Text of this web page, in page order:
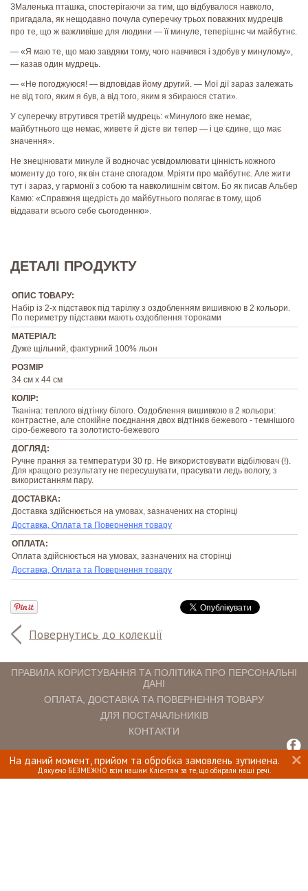
На даний момент, прийом та обробка замовлень зупинена.
Дякуємо БЕЗМЕЖНО всім нашим Клієнтам за те, що обирали наші речі.
Повернутись до колекції
ЗМаленька пташка, спостерігаючи за тим, що відбувалося навколо,
пригадала, як нещодавно почула суперечку трьох поважних мудреців
про те, що ж важливіше для людини — її минуле, теперішнє чи майбутнє.
— «Я маю те, що маю завдяки тому, чого навчився і здобув у минулому»,
— казав один мудрець.
— «Не погоджуюся! — відповідав йому другий. — Мої дії зараз залежать
не від того, яким я був, а від того, яким я збираюся стати».
У суперечку втрутився третій мудрець: «Минулого вже немає,
майбутнього ще немає, живете й дієте ви тепер — і це єдине, що має
значення».
Не знецінювати минуле й водночас усвідомлювати цінність кожного
моменту до того, як він стане спогадом. Мріяти про майбутнє. Але жити
тут і зараз, у гармонії з собою та навколишнім світом. Бо як писав Альбер
Камю: «Справжня щедрість до майбутнього полягає в тому, щоб
віддавати всього себе сьогоденню».
ДЕТАЛІ ПРОДУКТУ
ОПИС ТОВАРУ:
Набір із 2-х підставок під тарілку з оздобленням вишивкою в 2 кольори.
По периметру підставки мають оздоблення тороками
МАТЕРІАЛ:
Дуже щільний, фактурний 100% льон
РОЗМІР
34 см х 44 см
КОЛІР:
Тканіна: теплого відтінку білого. Оздоблення вишивкою в 2 кольори:
контрастне, але спокійне поєднання двох відтінків бежевого - темнішого
сіро-бежевого та золотисто-бежевого
ДОГЛЯД:
Ручне прання за температури 30 гр. Не використовувати відбілювач (!).
Для кращого результату не пересушувати, прасувати ледь вологу, з
використанням пару.
ДОСТАВКА:
Доставка здійснюється на умовах, зазначених на сторінці
Доставка, Оплата та Повернення товару
ОПЛАТА:
Оплата здійснюється на умовах, зазначених на сторінці
Доставка, Оплата та Повернення товару
ПРАВИЛА КОРИСТУВАННЯ ТА ПОЛІТИКА ПРО ПЕРСОНАЛЬНІ
ДАНІ
ОПЛАТА, ДОСТАВКА ТА ПОВЕРНЕННЯ ТОВАРУ
ДЛЯ ПОСТАЧАЛЬНИКІВ
КОНТАКТИ
INTERIOMANIA © 2018. ВСІ ПРАВА ЗАХИЩЕНІ.